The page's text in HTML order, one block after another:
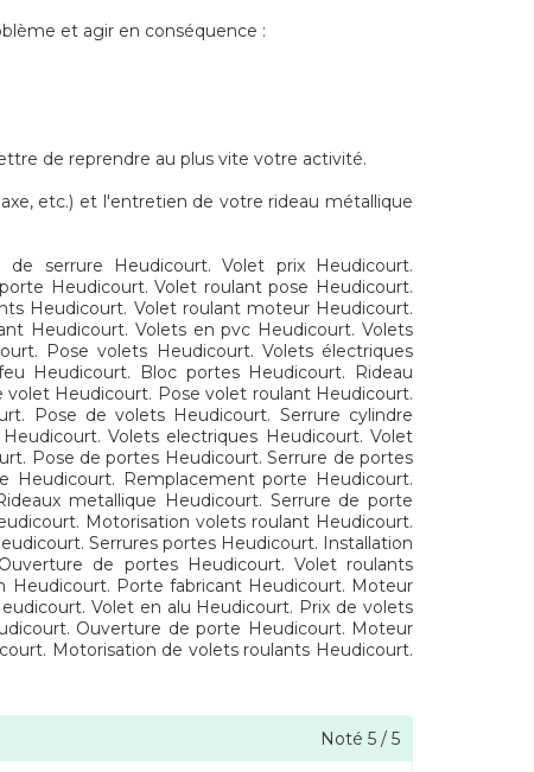
et agir en conséquence :
de reprendre au plus vite votre activité.
etc.) et l'entretien de votre rideau métallique
serrure Heudicourt. Volet prix Heudicourt.
Heudicourt. Volet roulant pose Heudicourt.
Heudicourt. Volet roulant moteur Heudicourt.
Heudicourt. Volets en pvc Heudicourt. Volets
Pose volets Heudicourt. Volets électriques
Heudicourt. Bloc portes Heudicourt. Rideau
Heudicourt. Pose volet roulant Heudicourt.
Pose de volets Heudicourt. Serrure cylindre
Volets electriques Heudicourt. Volet
Pose de portes Heudicourt. Serrure de portes
Heudicourt. Remplacement porte Heudicourt.
metallique Heudicourt. Serrure de porte
Motorisation volets roulant Heudicourt.
Serrures portes Heudicourt. Installation
de portes Heudicourt. Volet roulants
Heudicourt. Porte fabricant Heudicourt. Moteur
Volet en alu Heudicourt. Prix de volets
Ouverture de porte Heudicourt. Moteur
Motorisation de volets roulants Heudicourt.
Noté 5 / 5